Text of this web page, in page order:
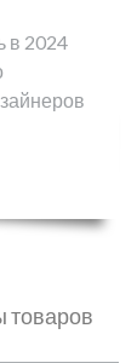
в 2024
товаров